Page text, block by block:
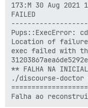
173:M 30 Aug
FAILED
Pups::ExecError:
Location of failure:
exec failed with
** FALHA NA
./discourse-doctor